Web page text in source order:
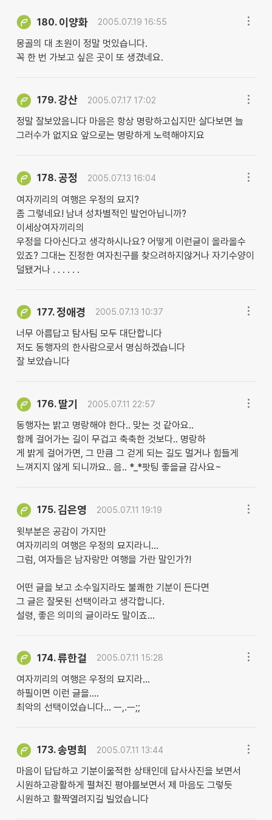
180. 이양화 2005.07.19 16:55
몽골의 대 초원이 정말 멋있습니다.
꼭 한 번 가보고 싶은 곳이 또 생겼네요.
179.강산 2005.07.17 17:02
정말 잘보았음니다 마음은 항상 명랑하고십지만 살다보면 늘
그러수가 없지요 앞으로는 명랑하게 노력해야지요
178.공정 2005.07.13 16:04
여자끼리의 여행은 우정의 묘지?
좀 그렇네요! 남녀 성차별적인 발언아닙니까?
이세상여자끼리의
우정을 다아신다고 생각하시나요? 어떻게 이런글이 올라올수
있죠? 그대는 진정한 여자친구를 찾으려하지않거나 자기수양이
덜됐거나 . . . . . .
177.정애경 2005.07.13 10:37
너무 아름답고 탐사팀 모두 대단합니다
저도 동행자의 한사람으로서 명심하겠습니다
잘 보았습니다
176.딸기 2005.07.11 22:57
동행자는 밝고 명랑해야 한다.. 맞는 것 같아요..
함께 걸어가는 길이 무겁고 축축한 것보다.. 명랑하
게 밝게 걸어가면, 그 만큼 그 걷게 되는 길도 멀거나 힘들게
느껴지지 않게 되니까요.. 음.. *_*팟팅 좋을글 감사요~
175.김은영 2005.07.11 19:19
윗부분은 공감이 가지만
여자끼리의 여행은 우정의 묘지라니...
그럼, 여자들은 남자랑만 여행을 가란 말인가?!
어떤 글을 보고 소수일지라도 불쾌한 기분이 든다면
그 글은 잘못된 선택이라고 생각합니다.
설령, 좋은 의미의 글이라도 말이죠...
174.류한걸 2005.07.11 15:28
여자끼리의 여행은 우정의 묘지라...
하필이면 이런 글을....
최악의 선택이었습니다... ㅡ,.ㅡ;;
173.송명희 2005.07.11 13:44
마음이 답답하고 기분이울적한 상태인데 답사사진을 보면서
시원하고광활하게 펼쳐진 평야를보면서 제 마음도 그렇듯
시원하고 활짝열려지길 빌었습니다